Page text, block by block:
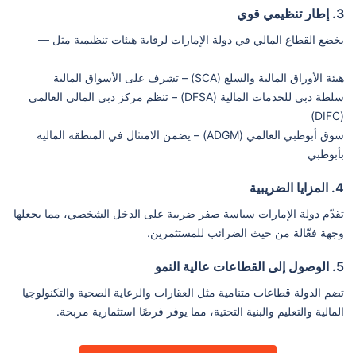
3. إطار تنظيمي قوي
يخضع القطاع المالي في دولة الإمارات لرقابة هيئات تنظيمية مثل —
هيئة الأوراق المالية والسلع (SCA) – تشرف على الأسواق المالية
سلطة دبي للخدمات المالية (DFSA) – تنظم مركز دبي المالي العالمي
(DIFC)
سوق أبوظبي العالمي (ADGM) – يضمن الامتثال في المنطقة المالية
بأبوظبي
4. المزايا الضريبية
تقدّم دولة الإمارات سياسة صفر ضريبة على الدخل الشخصي، مما يجعلها
وجهة فعّالة من حيث الضرائب للمستثمرين.
5. الوصول إلى القطاعات عالية النمو
تضم الدولة قطاعات متنامية مثل العقارات والرعاية الصحية والتكنولوجيا
المالية والتعليم والبنية التحتية، مما يوفر فرصًا استثمارية مربحة.